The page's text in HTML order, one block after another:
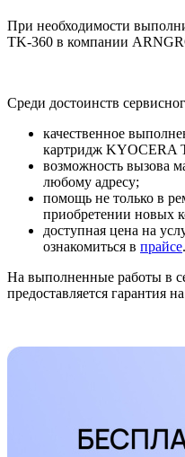
При необходимости
TK-360 в компании
Среди достоинств
качественное
картридж KYOCERA
возможность вызова
любому адресу;
помощь не только в
приобретении новых
доступная цена на
ознакомиться в прайсе.
На выполненные работы в
предоставляется гарантия